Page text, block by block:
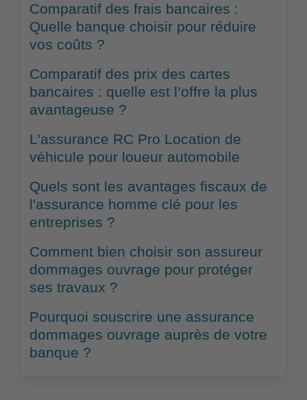
Comparatif des frais bancaires :
Quelle banque choisir pour réduire
vos coûts ?
Comparatif des prix des cartes
bancaires : quelle est l’offre la plus
avantageuse ?
L'assurance RC Pro Location de
véhicule pour loueur automobile
Quels sont les avantages fiscaux de
l'assurance homme clé pour les
entreprises ?
Comment bien choisir son assureur
dommages ouvrage pour protéger
ses travaux ?
Pourquoi souscrire une assurance
dommages ouvrage auprès de votre
banque ?